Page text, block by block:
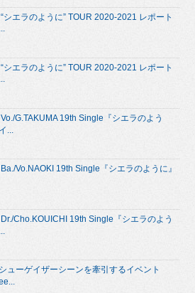
シエラのように” TOUR 2020-2021 レポート
シエラのように” TOUR 2020-2021 レポート
G.TAKUMA 19th Single『シエラのよう
...
Vo.NAOKI 19th Single『シエラのように』
Cho.KOUICHI 19th Single『シエラのよう
ューゲイザーシーンを牽引するイベント